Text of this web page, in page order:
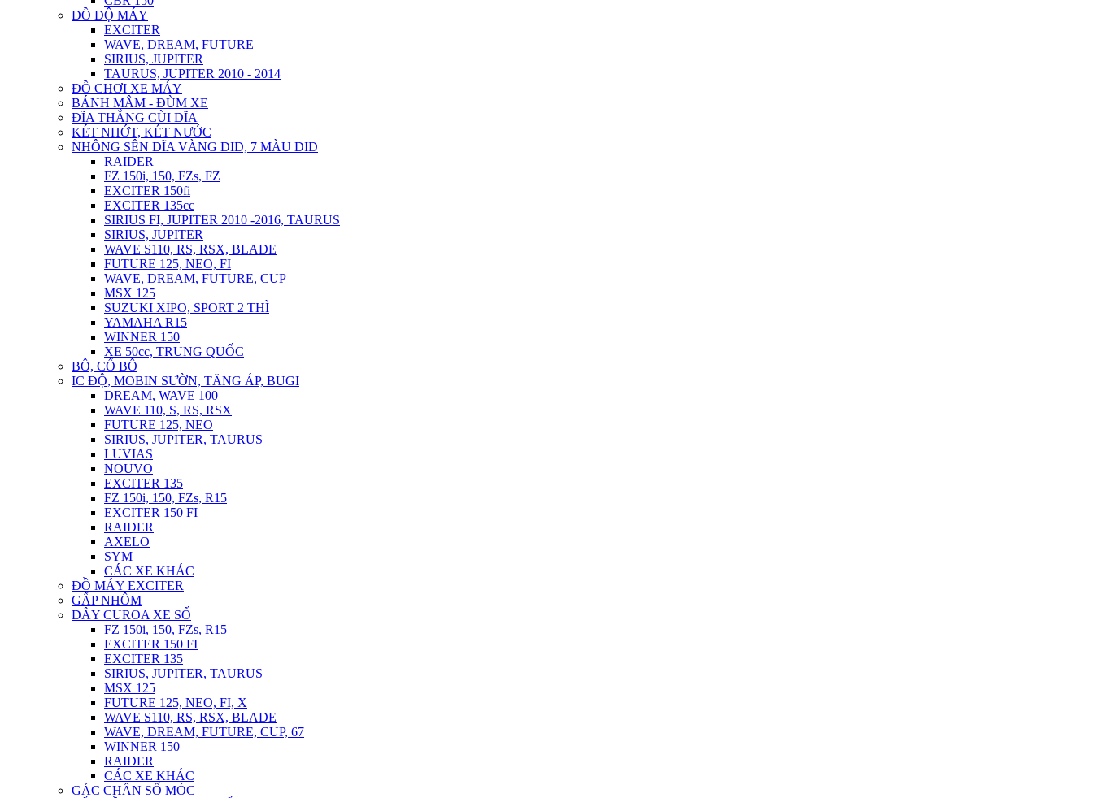
ĐỒ ĐỘ MÁY
EXCITER
WAVE, DREAM, FUTURE
SIRIUS, JUPITER
TAURUS, JUPITER 2010 - 2014
ĐỒ CHƠI XE MÁY
BÁNH MÂM - ĐÙM XE
ĐĨA THẮNG CÙI DĨA
KÉT NHỚT, KÉT NƯỚC
NHÔNG SÊN DĨA VÀNG DID, 7 MÀU DID
RAIDER
FZ 150i, 150, FZs, FZ
EXCITER 150fi
EXCITER 135cc
SIRIUS FI, JUPITER 2010 -2016, TAURUS
SIRIUS, JUPITER
WAVE S110, RS, RSX, BLADE
FUTURE 125, NEO, FI
WAVE, DREAM, FUTURE, CUP
MSX 125
SUZUKI XIPO, SPORT 2 THÌ
YAMAHA R15
WINNER 150
XE 50cc, TRUNG QUỐC
BÔ, CỔ BÔ
IC ĐỘ, MOBIN SƯỜN, TĂNG ÁP, BUGI
DREAM, WAVE 100
WAVE 110, S, RS, RSX
FUTURE 125, NEO
SIRIUS, JUPITER, TAURUS
LUVIAS
NOUVO
EXCITER 135
FZ 150i, 150, FZs, R15
EXCITER 150 FI
RAIDER
AXELO
SYM
CÁC XE KHÁC
ĐỒ MÁY EXCITER
GẤP NHÔM
DÂY CUROA XE SỐ
FZ 150i, 150, FZs, R15
EXCITER 150 FI
EXCITER 135
SIRIUS, JUPITER, TAURUS
MSX 125
FUTURE 125, NEO, FI, X
WAVE S110, RS, RSX, BLADE
WAVE, DREAM, FUTURE, CUP, 67
WINNER 150
RAIDER
CÁC XE KHÁC
GÁC CHÂN SỐ MÓC